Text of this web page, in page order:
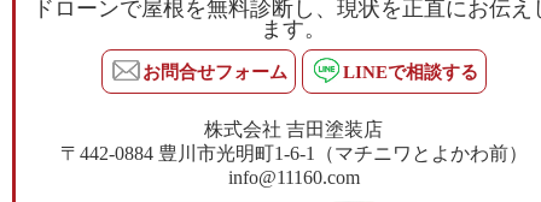
ドローンで屋根を無料診断し、現状を正直にお伝え
ます。
お問合せフォーム LINEで相談する
株式会社 吉田塗装店
〒442-0884 豊川市光明町1-6-1（マチニワとよかわ前）
info@11160.com